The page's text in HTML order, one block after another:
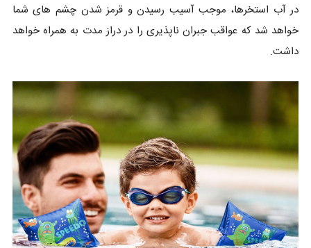
در آب استخرها، موجب آسیب رسیدن و قرمز شدن چشم های شما
خواهد شد که عواقب جبران ناپذیری را در دراز مدت به همراه خواهد
داشت.